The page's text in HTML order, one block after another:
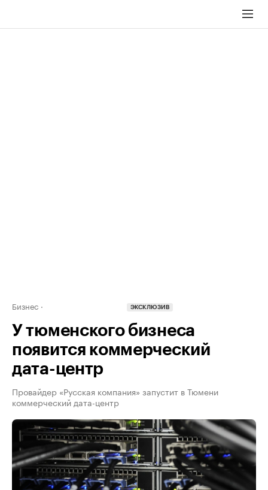
Бизнес ЭКСКЛЮЗИВ
У тюменского бизнеса
появится коммерческий
дата-центр
Провайдер «Русская компания» запустит в Тюмени
коммерческий дата-центр